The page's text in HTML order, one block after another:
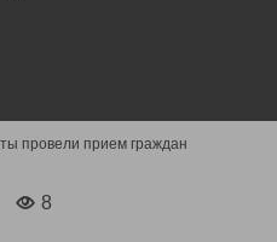
провели прием граждан
8